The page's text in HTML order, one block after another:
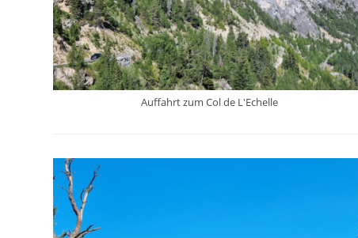
Auffahrt zum Col de L'Echelle